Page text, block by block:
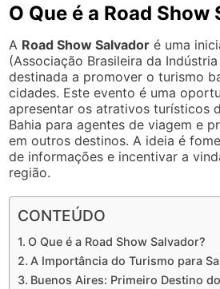
O Que é a Road Show
A Road Show Salvador é uma
(Associação Brasileira da
destinada a promover o turismo
cidades. Este evento é uma
apresentar os atrativos turísticos
Bahia para agentes de viagem e
em outros destinos. A ideia é
de informações e incentivar a
região.
CONTEÚDO
O Que é a Road Show Salvador?
A Importância do Turismo para
Buenos Aires: Primeiro Destino